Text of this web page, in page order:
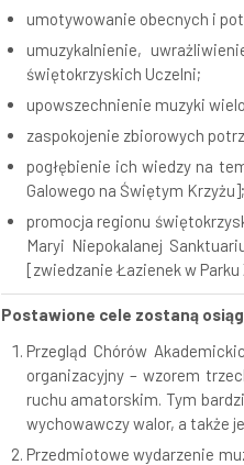
umotywowanie obecnych i
umuzykalnienie,
świętokrzyskich Uczelni;
upowszechnienie muzyki
zaspokojenie zbiorowych
pogłębienie ich wiedzy na
Galowego na Świętym Krzyżu];
promocja regionu
Maryi Niepokalanej
[zwiedzanie Łazienek w Parku
Postawione cele zostaną
Przegląd Chórów
organizacyjny – wzorem
ruchu amatorskim. Tym
wychowawczy walor, a także
Przedmiotowe wydarzenie